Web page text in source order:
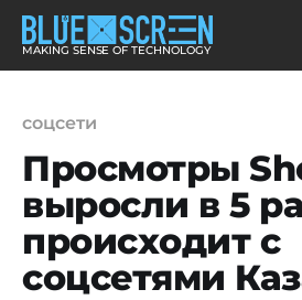
MAKING SENSE OF TECHNOLOGY
соцсети
Просмотры
выросли в 5
происходит с
соцсетями